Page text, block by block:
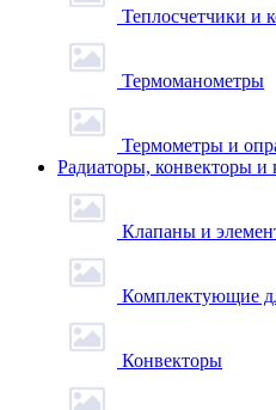
Теплосчетчики и
Термоманометры
Термометры и
Радиаторы, конвекторы
Клапаны и
Комплектующие
Конвекторы